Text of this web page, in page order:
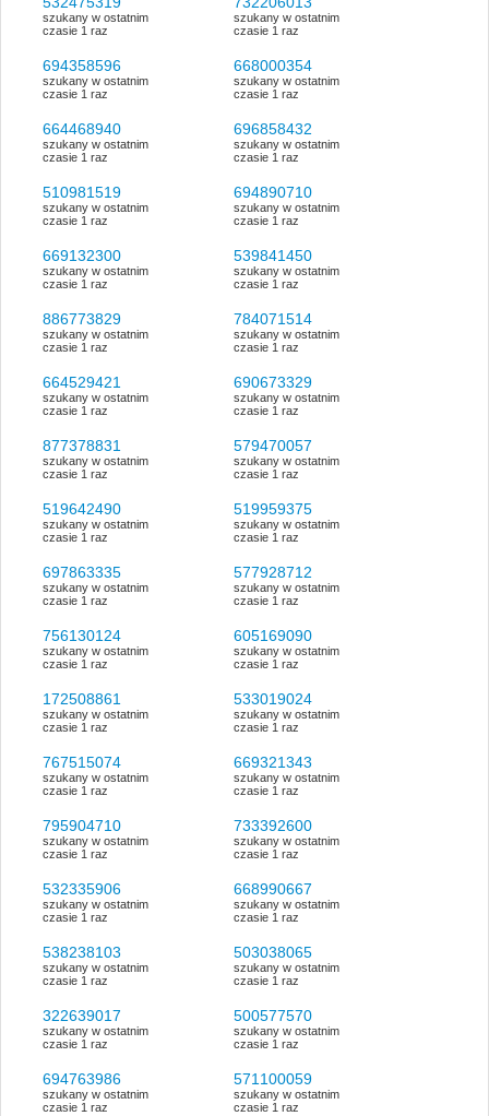
szukany w ostatnim
czasie 1 raz
szukany w ostatnim
czasie 1 raz
694358596
szukany w ostatnim
czasie 1 raz
668000354
szukany w ostatnim
czasie 1 raz
664468940
szukany w ostatnim
czasie 1 raz
696858432
szukany w ostatnim
czasie 1 raz
510981519
szukany w ostatnim
czasie 1 raz
694890710
szukany w ostatnim
czasie 1 raz
669132300
szukany w ostatnim
czasie 1 raz
539841450
szukany w ostatnim
czasie 1 raz
886773829
szukany w ostatnim
czasie 1 raz
784071514
szukany w ostatnim
czasie 1 raz
664529421
szukany w ostatnim
czasie 1 raz
690673329
szukany w ostatnim
czasie 1 raz
877378831
szukany w ostatnim
czasie 1 raz
579470057
szukany w ostatnim
czasie 1 raz
519642490
szukany w ostatnim
czasie 1 raz
519959375
szukany w ostatnim
czasie 1 raz
697863335
szukany w ostatnim
czasie 1 raz
577928712
szukany w ostatnim
czasie 1 raz
756130124
szukany w ostatnim
czasie 1 raz
605169090
szukany w ostatnim
czasie 1 raz
172508861
szukany w ostatnim
czasie 1 raz
533019024
szukany w ostatnim
czasie 1 raz
767515074
szukany w ostatnim
czasie 1 raz
669321343
szukany w ostatnim
czasie 1 raz
795904710
szukany w ostatnim
czasie 1 raz
733392600
szukany w ostatnim
czasie 1 raz
532335906
szukany w ostatnim
czasie 1 raz
668990667
szukany w ostatnim
czasie 1 raz
538238103
szukany w ostatnim
czasie 1 raz
503038065
szukany w ostatnim
czasie 1 raz
322639017
szukany w ostatnim
czasie 1 raz
500577570
szukany w ostatnim
czasie 1 raz
694763986
szukany w ostatnim
czasie 1 raz
571100059
szukany w ostatnim
czasie 1 raz